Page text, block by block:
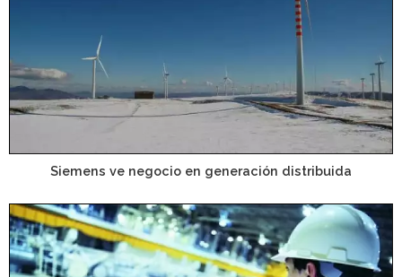
Siemens ve negocio en generación distribuida